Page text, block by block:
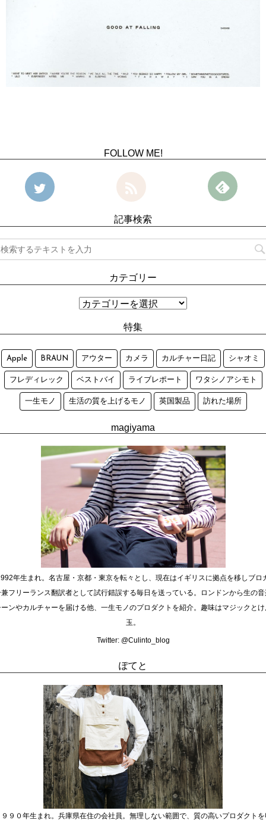
FOLLOW ME!
記事検索
カテゴリー
特集
Apple BRAUN アウター カメラ カルチャー日記 シャオミ
フレディレック ベストバイ ライブレポート ワタシノアシモト
一生モノ 生活の質を上げるモノ 英国製品 訪れた場所
magiyama
年生まれ。名古屋・京都・東京を転々とし、現在はイギリスに拠点を移しブロ
フリーランス翻訳者として試行錯誤する毎日を送っている。ロンドンから生の
ンやカルチャーを届ける他、一生モノのプロダクトを紹介。趣味はマジックと
玉。
Twitter: @Culinto_blog
ぽてと
９０年生まれ。兵庫県在住の会社員。無理しない範囲で、質の高いプロダクト